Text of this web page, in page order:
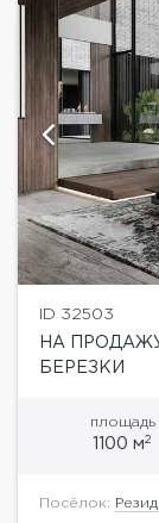
ID 32503
НА
БЕРЕЗКИ
площадь
1100 м2
Посёлок: